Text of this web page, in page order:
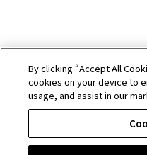
By clicking “Accept All
cookies on your device to
usage, and assist in our